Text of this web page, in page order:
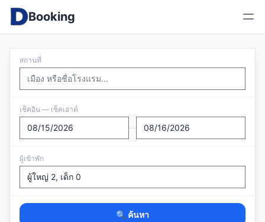
Booking
สถานที่
เช็คอิน — เช็คเอาต์
—
ผู้เข้าพัก
🔍 ค้นหา